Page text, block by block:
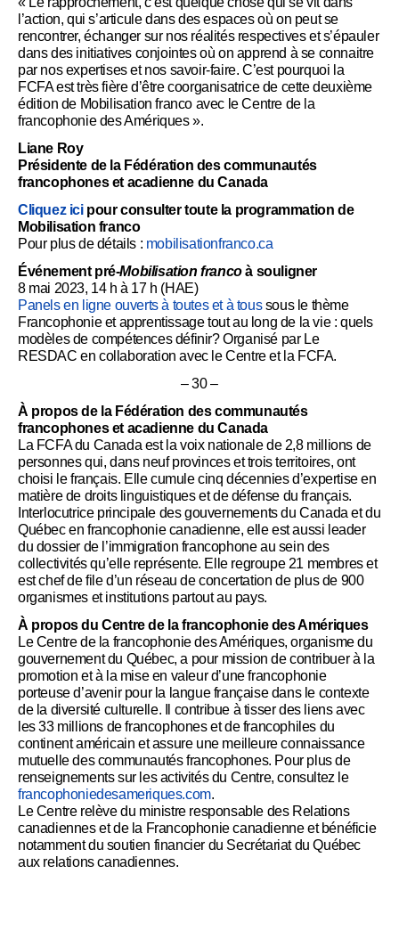
l’action, qui s’articule dans des espaces où on peut se
rencontrer, échanger sur nos réalités respectives et s’épauler
dans des initiatives conjointes où on apprend à se connaitre
par nos expertises et nos savoir-faire. C’est pourquoi la
FCFA est très fière d’être coorganisatrice de cette deuxième
édition de Mobilisation franco avec le Centre de la
francophonie des Amériques ».
Liane Roy
Présidente de la Fédération des communautés
francophones et acadienne du Canada
Cliquez icipour consulter toute la programmation de
Mobilisation franco
Pour plus de détails : mobilisationfranco.ca
Événement pré-Mobilisation francoà souligner
8 mai 2023, 14 h à 17 h (HAE)
Panels en ligne ouverts à toutes et à toussous le thème
Francophonie et apprentissage tout au long de la vie : quels
modèles de compétences définir? Organisé par Le
RESDAC en collaboration avec le Centre et la FCFA.
– 30 –
À propos de la Fédération des communautés
francophones et acadienne du Canada
La FCFA du Canada est la voix nationale de 2,8 millions de
personnes qui, dans neuf provinces et trois territoires, ont
choisi le français. Elle cumule cinq décennies d’expertise en
matière de droits linguistiques et de défense du français.
Interlocutrice principale des gouvernements du Canada et du
Québec en francophonie canadienne, elle est aussi leader
du dossier de l’immigration francophone au sein des
collectivités qu’elle représente. Elle regroupe 21 membres et
est chef de file d’un réseau de concertation de plus de 900
organismes et institutions partout au pays.
À propos du Centre de la francophonie des Amériques
Le Centre de la francophonie des Amériques, organisme du
gouvernement du Québec, a pour mission de contribuer à la
promotion et à la mise en valeur d’une francophonie
porteuse d’avenir pour la langue française dans le contexte
de la diversité culturelle. Il contribue à tisser des liens avec
les 33 millions de francophones et de francophiles du
continent américain et assure une meilleure connaissance
mutuelle des communautés francophones. Pour plus de
renseignements sur les activités du Centre, consultez le
francophoniedesameriques.com.
Le Centre relève du ministre responsable des Relations
canadiennes et de la Francophonie canadienne et bénéficie
notamment du soutien financier du Secrétariat du Québec
aux relations canadiennes.